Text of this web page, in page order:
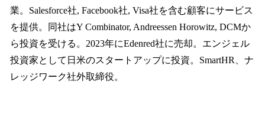
業。Salesforce社, Facebook社, Visa社を含む顧客にサービス
を提供。同社はY Combinator, Andreessen Horowitz, DCMか
ら投資を受ける。2023年にEdenred社に売却。エンジェル
投資家として日米のスタートアップに投資。SmartHR、ナ
レッジワーク社外取締役。